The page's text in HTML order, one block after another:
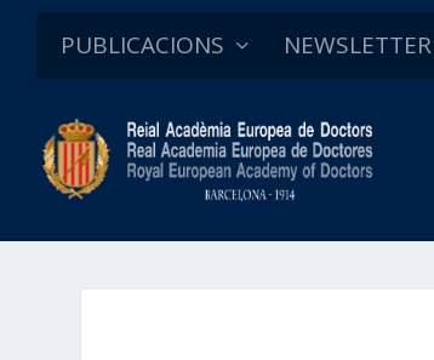
PUBLICACIONS NEWSLETTER